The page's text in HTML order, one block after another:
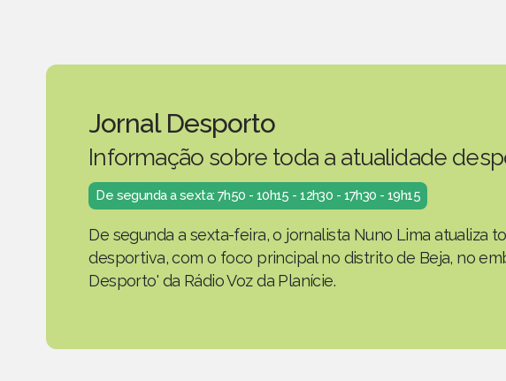
Jornal Desporto
Informação sobre toda a atualidade
De segunda a sexta: 7h50 - 10h15 - 12h30 - 17h30 - 19h15
De segunda a sexta-feira, o jornalista Nuno Lima atualiza
desportiva, com o foco principal no distrito de Beja, no
Desporto' da Rádio Voz da Planície.